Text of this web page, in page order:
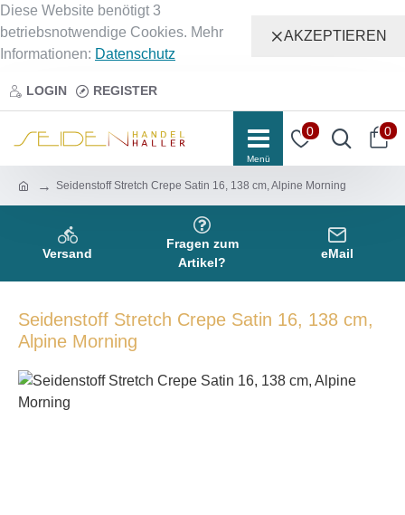
Diese Website benötigt 3
betriebsnotwendige Cookies. Mehr
Informationen: Datenschutz
AKZEPTIEREN
LOGIN REGISTER
0 0
Seidenstoff Stretch Crepe Satin 16, 138 cm, Alpine Morning
Versand
Fragen zum
Artikel?
eMail
Seidenstoff Stretch Crepe Satin 16, 138 cm,
Alpine Morning